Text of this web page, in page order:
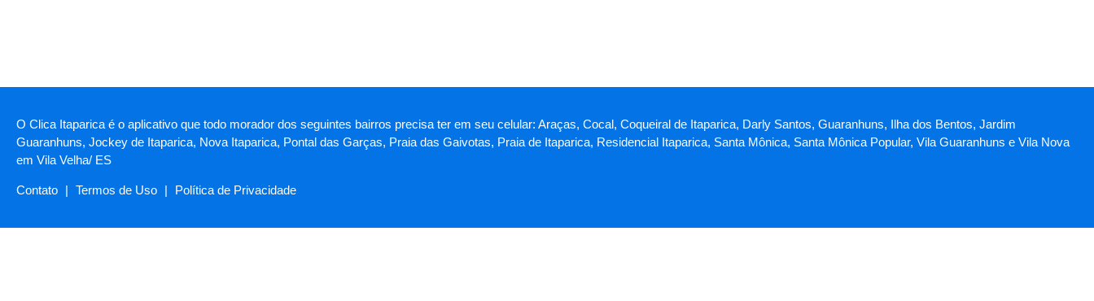
O Clica Itaparica é o aplicativo que todo morador dos seguintes bairros precisa ter em seu celular: Araças, Cocal, Coqueiral de Itaparica, Darly Santos, Guaranhuns, Ilha dos Bentos, Jardim
Guaranhuns, Jockey de Itaparica, Nova Itaparica, Pontal das Garças, Praia das Gaivotas, Praia de Itaparica, Residencial Itaparica, Santa Mônica, Santa Mônica Popular, Vila Guaranhuns e Vila Nova
em Vila Velha/ ES
Contato | Termos de Uso | Política de Privacidade